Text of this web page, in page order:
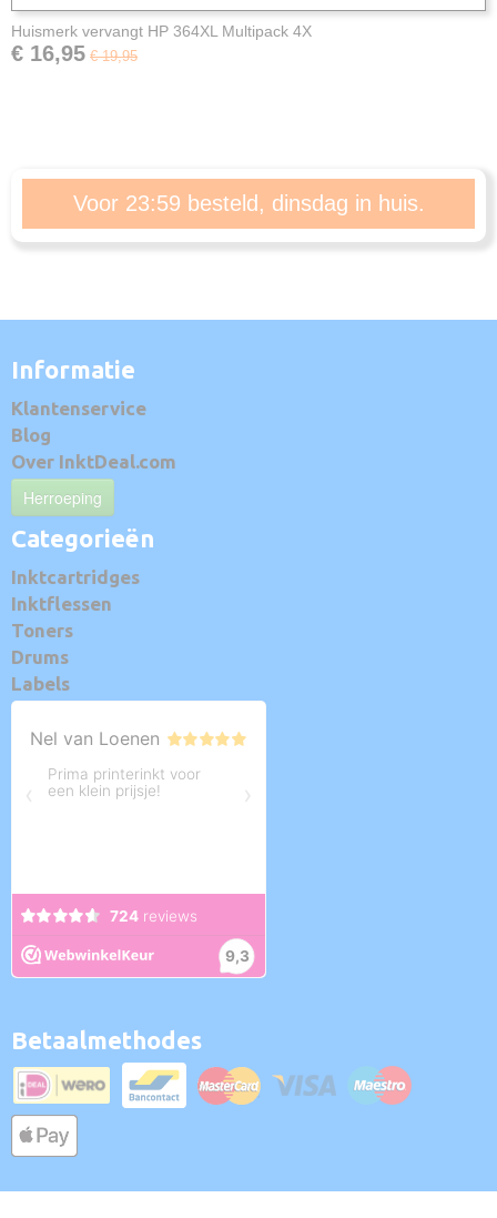
Huismerk vervangt HP 364XL Multipack 4X
€ 16,95 € 19,95
Voor 23:59 besteld, dinsdag in huis.
Informatie
Klantenservice
Blog
Over InktDeal.com
Herroeping
Categorieën
Inktcartridges
Inktflessen
Toners
Drums
Labels
Betaalmethodes